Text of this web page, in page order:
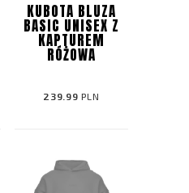
KUBOTA BLUZA
BASIC UNISEX Z
KAPTUREM
RÓŻOWA
239.99 PLN